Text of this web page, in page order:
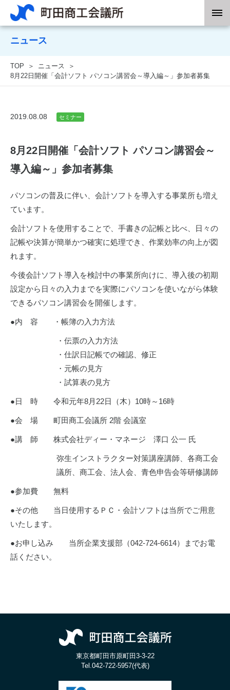
ニュース
TOP
ニュース
8月22日開催「会計ソフト パソコン講習会～導入編～」参加者募集
2019.08.08 セミナー
8月22日開催「会計ソフト パソコン講習会～
導入編～」参加者募集
パソコンの普及に伴い、会計ソフトを導入する事業所も増え
ています。
会計ソフトを使用することで、手書きの記帳と比べ、日々の
記帳や決算が簡単かつ確実に処理でき、作業効率の向上が図
れます。
今後会計ソフト導入を検討中の事業所向けに、導入後の初期
設定から日々の入力までを実際にパソコンを使いながら体験
できるパソコン講習会を開催します。
●内 容 ・帳簿の入力方法
・伝票の入力方法
・仕訳日記帳での確認、修正
・元帳の見方
・試算表の見方
●日 時 令和元年8月22日（木）10時～16時
●会 場 町田商工会議所 2階 会議室
●講 師 株式会社ディー・マネージ 澤口 公一 氏
弥生インストラクター対策講座講師、各商工会
議所、商工会、法人会、青色申告会等研修講師
●参加費 無料
●その他 当日使用するＰＣ・会計ソフトは当所でご用意
いたします。
●お申し込み 当所企業支援部（042-724-6614）までお電
話ください。
東京都町田市原町田3-3-22
Tel.042-722-5957(代表)